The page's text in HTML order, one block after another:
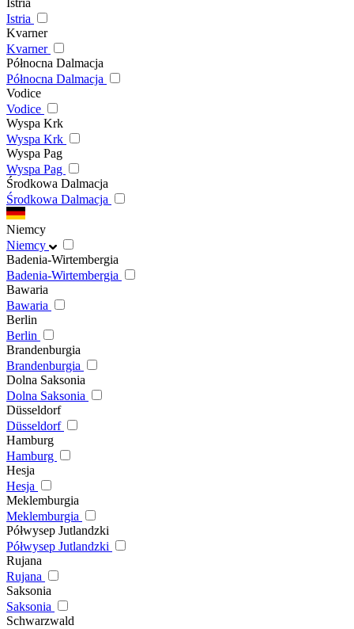
Istria
Istria
Kvarner
Kvarner
Północna Dalmacja
Północna Dalmacja
Vodice
Vodice
Wyspa Krk
Wyspa Krk
Wyspa Pag
Wyspa Pag
Środkowa Dalmacja
Środkowa Dalmacja
Niemcy
Niemcy
Badenia-Wirtembergia
Badenia-Wirtembergia
Bawaria
Bawaria
Berlin
Berlin
Brandenburgia
Brandenburgia
Dolna Saksonia
Dolna Saksonia
Düsseldorf
Düsseldorf
Hamburg
Hamburg
Hesja
Hesja
Meklemburgia
Meklemburgia
Półwysep Jutlandzki
Półwysep Jutlandzki
Rujana
Rujana
Saksonia
Saksonia
Schwarzwald